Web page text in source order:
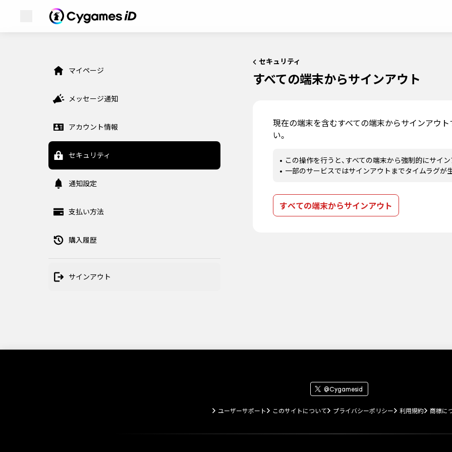
メニューを開く
Cygames ID (サイゲームスID)
Games
News
WebStore
WebStore トップへ
セキュリティ
すべての端末からサインアウト
現在の端末を含むすべての端末からサインアウ
い。
この操作を行うと、すべての端末から強制的にサイ
一部のサービスではサインアウトまでタイムラグが
すべての端末からサインアウト
マイページ
メッセージ通知
アカウント情報
セキュリティ
通知設定
支払い方法
購入履歴
サインアウト
@Cygamesid
ユーザーサポート このサイトについて プライバシーポリシー 利用規約 商標に